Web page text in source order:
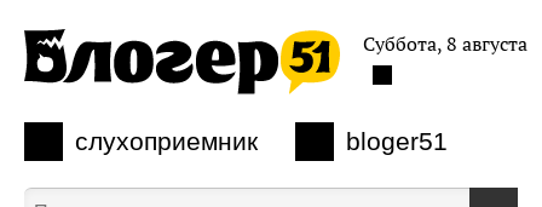
слухоприемник bloger51
Суббота, 8 августа